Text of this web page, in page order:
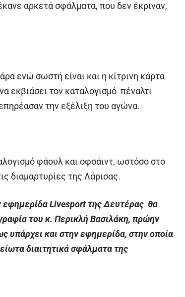
αρκετά σφάλματα, που δεν έκριναν,
ενώ σωστή είναι και η κίτρινη κάρτα
εκβιάσει τον καταλογισμό πέναλτι
την εξέλιξη του αγώνα.
φάουλ και οφσάιντ, ωστόσο στο
διαμαρτυρίες της Λάρισας.
εφημερίδα Livesport της Δευτέρας θα
του κ. Περικλή Βασιλάκη, πρώην
υπάρχει και στην εφημερίδα, στην οποία
διαιτητικά σφάλματα της